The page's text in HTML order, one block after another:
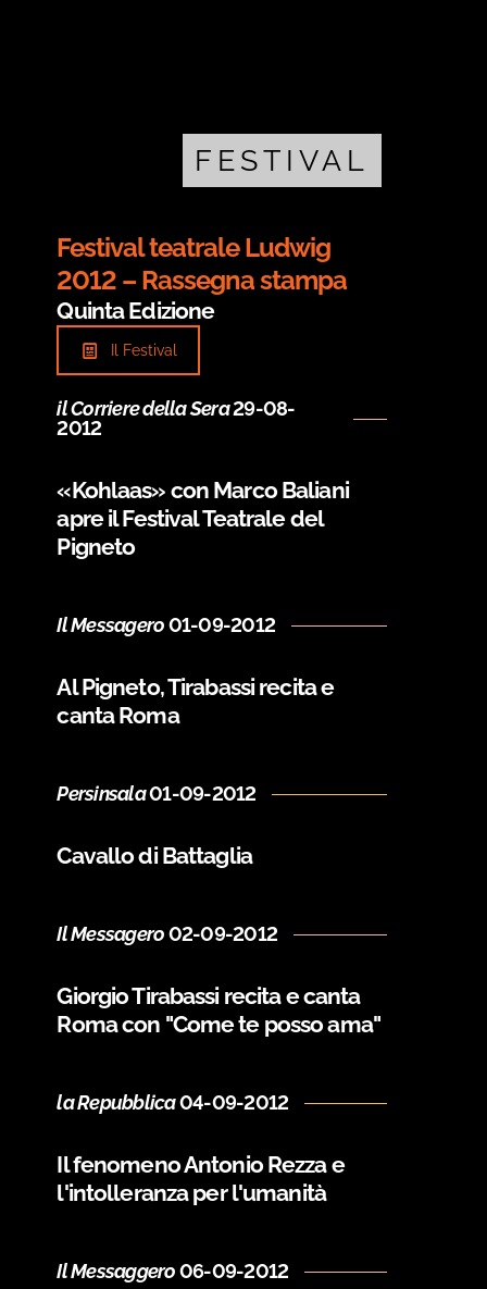
FESTIVAL
Festival teatrale Ludwig
2012 – Rassegna stampa
Quinta Edizione
Il Festival
il Corriere della Sera29-08-
2012
«Kohlaas» con Marco Baliani
apre il Festival Teatrale del
Pigneto
Il Messagero01-09-2012
Al Pigneto, Tirabassi recita e
canta Roma
Persinsala01-09-2012
Cavallo di Battaglia
Il Messagero02-09-2012
Giorgio Tirabassi recita e canta
Roma con "Come te posso ama"
la Repubblica04-09-2012
Il fenomeno Antonio Rezza e
l'intolleranza per l'umanità
Il Messaggero06-09-2012